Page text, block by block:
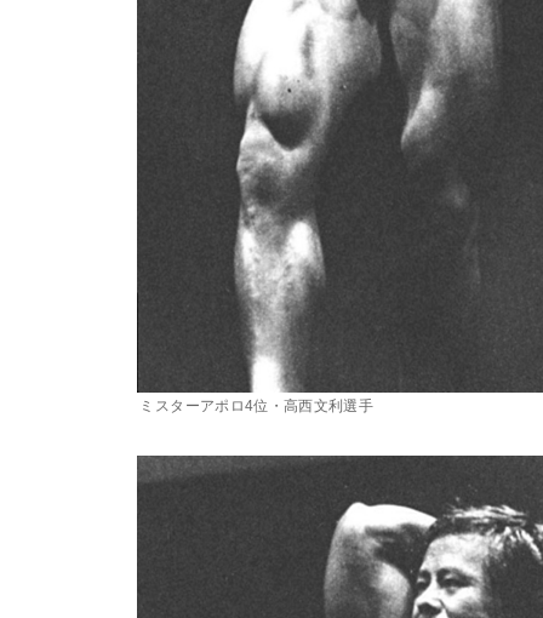
ミスターアポロ4位・高西文利選手